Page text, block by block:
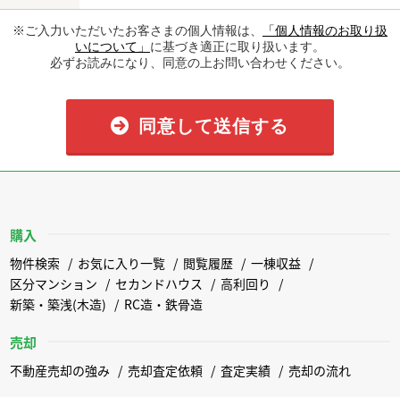
※ご入力いただいたお客さまの個人情報は、
「個人情報のお取り扱
いについて」 に基づき適正に取り扱います。
必ずお読みになり、同意の上お問い合わせください。
同意して送信する
購入
物件検索 お気に入り一覧 閲覧履歴
一棟収益
区分マンション
セカンドハウス
高利回り
新築・築浅(木造)
RC造・鉄骨造
売却
不動産売却の強み 売却査定依頼 査定実績 売却の流れ